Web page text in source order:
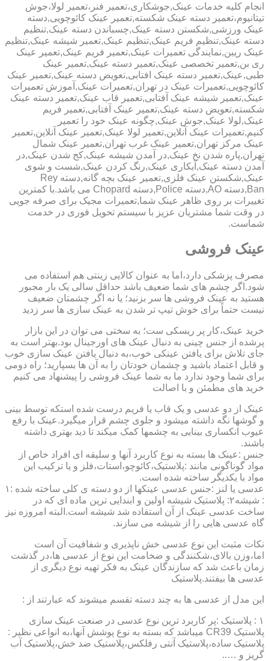
انجام کلیه خدمات عینک,جوشکاری،تعمیر فنر،تعمیر لولا،جوش
تیتانیوم،تعمیر دسته عینک شکسته,تعمیر عینک کائوچویی,دسته
عینک ورزشی,شکستن دسته عینک,چسباندن دسته عینک,تنظیم
دسته عینک,تنظیم فریم عینک,تنظیم عینک,تعمیر شیشه عینک,تنظیم
عینک ریبن,نمایندگی تعمیرات عینک,تعمیر فریم عینک,تعمیر عینک
ری بن,تعمیر تخصصی عینک,تعمیر دسته عینک,تعمیر عینک
طبی,عینک,تعمیر دسته عینک افتابی,تعویض دسته عینک,تعمیر عینک
کائوچویی,تعمیرات عینک در تهران,تعمیرات عینک,آموزش تعمیرات
عینک,تعمیر شیشه عینک آفتابی,تعمیر قاب عینک,تعمیر دسته عینک
شکسته,تعویض دسته عینک,تعمیر عینک آفتابی,تعمیر فریم
عینک,لولا عینک,جوش عینک,چگونه عینک خود را تعمیر
کنیم,تعمیرات عینک آنلاین,تعمیر لولا عینک,تعمیر عینک آنلاین,تعمیر
عینک مرکز تهران,تعمیر عینک غرب تهران,تعمیر عینک شمال
تهران,پاره شدن نخ عینک,در آمدن شیشه عینک,کج شدن عینک,در
آمدن دسته عینک,آبکاری عینک,رنگ کردن عینک,شست و شوی
عینک,شکستن عینک فلزی,تعمیر عینک بچه گانه,دسته Rey
Ban,دسته AO,دسته Police,دسته Chopard می باشد.با کمترین
تغییرات بر روی ظاهر عینک شما,تعمیرات مجیک برای صرفه جویی
در وقت شما مشتریان عزیز با سیستم تحویل فوری در خدمت
شماست.
عینک فروشی
مصرف پزشکی دارد،اما به عنوان کالایی زینتی هم استفاده می
شود.اگر چشم های شما ضعیف باشد حداقل سالی یک بار مجبور
هستید به عینک فروشی ها سر بزنید؛ یا نه اگر چشمتان ضعیف
نیست حتماً برای خوش تیپ تر شدن به عینک سازی ها سر زدید
خرید عینک،کار پر ریسکی ست؛ به سختی می توان در این بازار
پرشده از جنس چینی به دنبال عینک های اورجینال بود.بهتر است به
جای تلاش برای یافتن عینکی خوب،به دنبال یافتن عینک سازی خوب
و قابل اعتماد باشید و چشمان خودتان را به آن ها بسپارید؛ راه دومی
برای شما وجود ندارد ما به شما عینک فروشی را پیشنهاد می کنیم
خرید های مطمئن و با اصالت
عینک از دو عدسی و یک قاب یا فریم درست شده استکه توسط بینی
و گوشها نگه داشته میشود و جلوی چشم قرار میگیرد.عینک با رفع
عیوب انکساری بینایی به چشمها کمک میکند تا دید بهتری داشته
باشند.
جنس :عینک ها بسته به نوع کاربرد آنها و سلیقه ای افراد خاص از
مواد گوناگونی مانند :پلاستیک،کائوچو،استات،فلز و یا ترکیب این
مواد با یکدیگر ساخته شده است.
عدسی یا لنز :جنس عدسی عینکها از دو دسته ی کلی ساخته شده :۱
: شیشه۲: پلاستیک شیشه اولین و ابندایی ترین ماده ای که در
ساخت عدسی عینک از آن استفاده شد شیشه است.البته امروزه نیز
گاه عدسی هایی را از شیشه می سازند.
نکات مثبت این نوع عدسی خش ناپذیری و شفافیت آن است
اما،وزن بالای،شکنندگی و ضخامت این نوع از عدسی ها،در گذشت
زمان باعث شد که سازندگان عینک به فکر تهیه نوع دیگری از
عدسی ها بیفتند.پلاستیک
این مدل از عدسی ها به چند دسته تقسم میشوند که عبارتند از :
۱ : پلاستیک :پر کاربرد ترین نوع عدسی در صنعت عینک سازی
پلاستیک CR39 میباشد که بسته به نوع پوشش آنها،به انواعی نظیر :
پلاستیک ساده،پلاستیک آنتی رفلکس،پلاستیک ضد خش،پلاستیک آب
گریز و …..